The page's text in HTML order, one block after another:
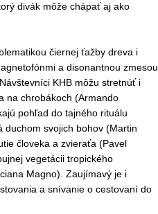
divák môže chápať aj ako
čiernej ťažby dreva i
a disonantnou zmesou
KHB môžu stretnúť i
na chrobákoch (Armando
pohľad do tajného rituálu
duchom svojich bohov (Martin
človeka a zvieraťa (Pavel
vegetácii tropického
Magno). Zaujímavý je i
a snívanie o cestovaní do